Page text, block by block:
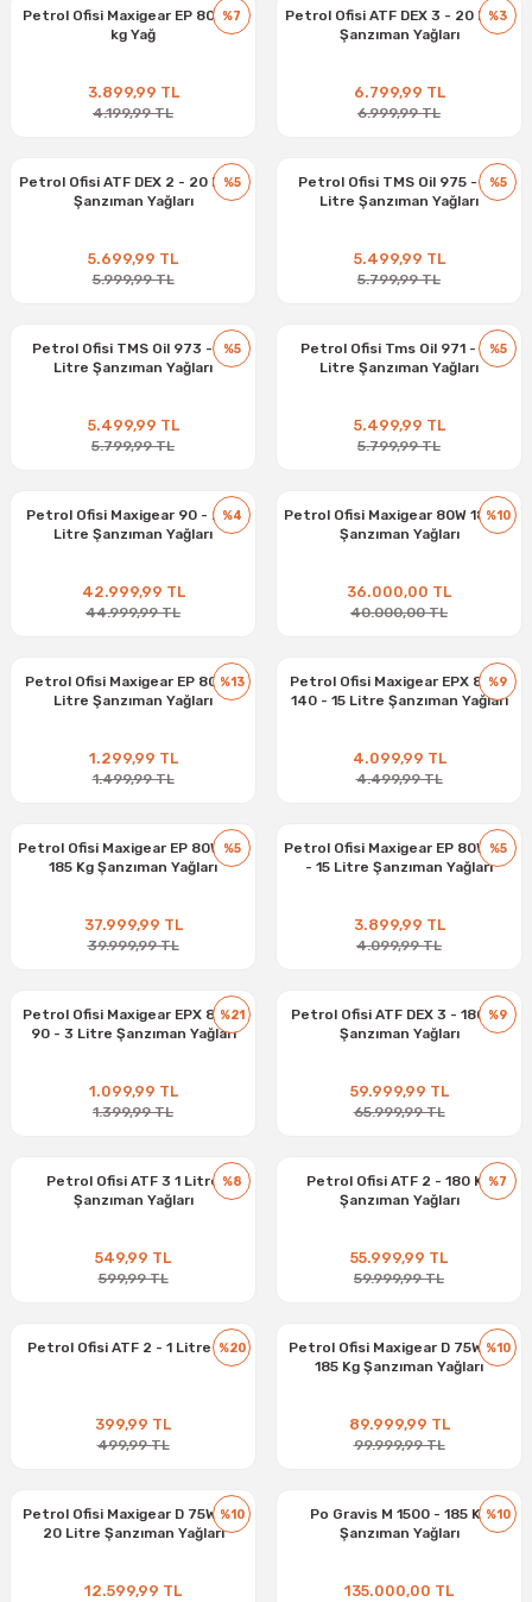
%7
Petrol Ofisi Maxigear EP 80 - 16
kg Yağ
3.899,99 TL
4.199,99 TL
%3
Petrol Ofisi ATF DEX 3 - 20 Litre
Şanzıman Yağları
6.799,99 TL
6.999,99 TL
%5
Petrol Ofisi ATF DEX 2 - 20 Litre
Şanzıman Yağları
5.699,99 TL
5.999,99 TL
%5
Petrol Ofisi TMS Oil 975 - 20
Litre Şanzıman Yağları
5.499,99 TL
5.799,99 TL
%5
Petrol Ofisi TMS Oil 973 - 20
Litre Şanzıman Yağları
5.499,99 TL
5.799,99 TL
%5
Petrol Ofisi Tms Oil 971 - 20
Litre Şanzıman Yağları
5.499,99 TL
5.799,99 TL
%4
Petrol Ofisi Maxigear 90 - 208
Litre Şanzıman Yağları
42.999,99 TL
44.999,99 TL
%10
Petrol Ofisi Maxigear 80W 185 Kg
Şanzıman Yağları
36.000,00 TL
40.000,00 TL
%13
Petrol Ofisi Maxigear EP 80 - 3
Litre Şanzıman Yağları
1.299,99 TL
1.499,99 TL
%9
Petrol Ofisi Maxigear EPX 85W-
140 - 15 Litre Şanzıman Yağları
4.099,99 TL
4.499,99 TL
%5
Petrol Ofisi Maxigear EP 80W-90
185 Kg Şanzıman Yağları
37.999,99 TL
39.999,99 TL
%5
Petrol Ofisi Maxigear EP 80W-90
- 15 Litre Şanzıman Yağları
3.899,99 TL
4.099,99 TL
%21
Petrol Ofisi Maxigear EPX 80W-
90 - 3 Litre Şanzıman Yağları
1.099,99 TL
1.399,99 TL
%9
Petrol Ofisi ATF DEX 3 - 180 Kg
Şanzıman Yağları
59.999,99 TL
65.999,99 TL
%8
Petrol Ofisi ATF 3 1 Litre
Şanzıman Yağları
549,99 TL
599,99 TL
%7
Petrol Ofisi ATF 2 - 180 Kg
Şanzıman Yağları
55.999,99 TL
59.999,99 TL
%20
Petrol Ofisi ATF 2 - 1 Litre Yağ
399,99 TL
499,99 TL
%10
Petrol Ofisi Maxigear D 75W-90
185 Kg Şanzıman Yağları
89.999,99 TL
99.999,99 TL
%10
Petrol Ofisi Maxigear D 75W-90
20 Litre Şanzıman Yağları
12.599,99 TL
%10
Po Gravis M 1500 - 185 Kg
Şanzıman Yağları
135.000,00 TL